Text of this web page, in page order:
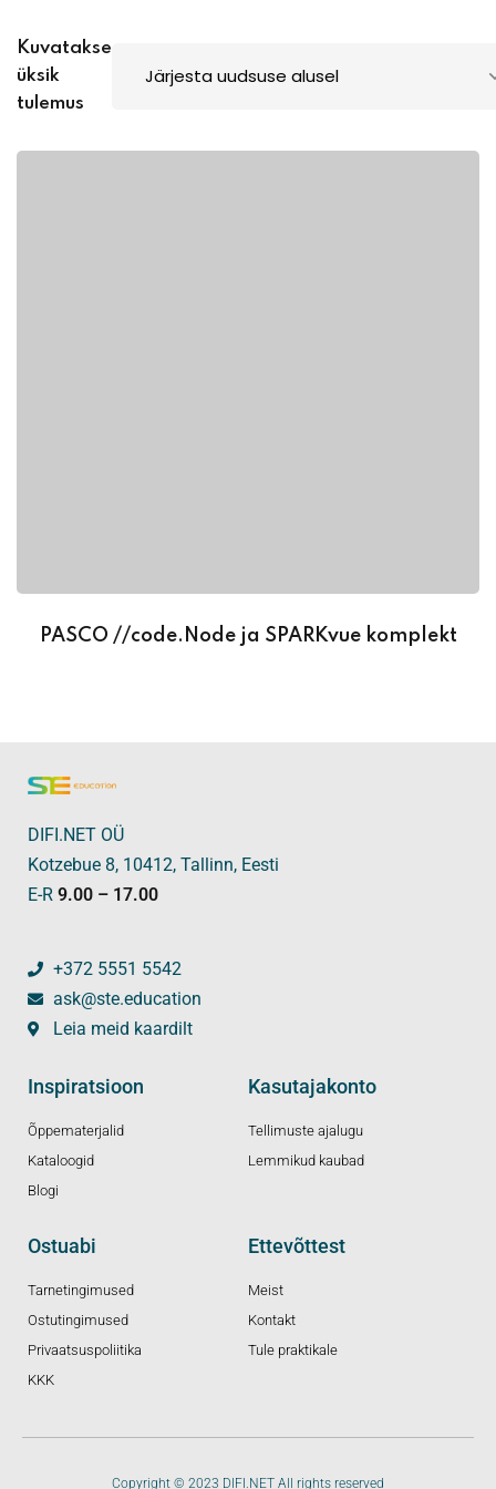
Kuvatakse
üksik
tulemus
PASCO //code.Node ja SPARKvue komplekt
DIFI.NET OÜ
Kotzebue 8, 10412, Tallinn, Eesti
E-R 9.00 – 17.00
+372 5551 5542
ask@ste.education
Leia meid kaardilt
Inspiratsioon
Õppematerjalid
Kataloogid
Blogi
Kasutajakonto
Tellimuste ajalugu
Lemmikud kaubad
Ostuabi
Tarnetingimused
Ostutingimused
Privaatsuspoliitika
KKK
Ettevõttest
Meist
Kontakt
Tule praktikale
Copyright © 2023 DIFI.NET All rights reserved